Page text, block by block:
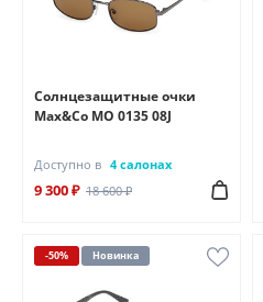
Солнцезащитные очки
Max&Co MO 0135 08J
Доступно в 4 салонах
9 300 ₽ 18 600 ₽
-50% Новинка